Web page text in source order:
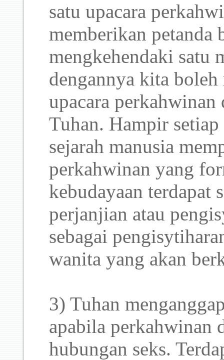
satu upacara
memberikan petanda
mengkehendaki satu
dengannya kita
upacara
Tuhan. Hampir
sejarah manusia
perkahwinan yang
kebudayaan terdapat
perjanjian atau
sebagai
wanita yang akan
3) Tuhan
apabila perkahwinan
hubungan seks.